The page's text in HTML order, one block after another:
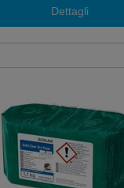
Dettagli